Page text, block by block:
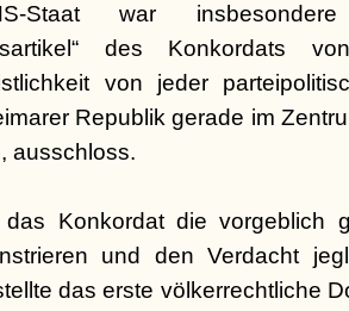
Staat war
des Konkordats
von jeder
Republik gerade im
ausschloss.
Konkordat die vorgeblich
und den Verdacht
das erste völkerrechtliche